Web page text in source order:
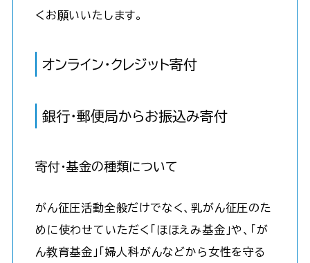
くお願いいたします。
オンライン・クレジット寄付
銀行・郵便局からお振込み寄付
寄付・基金の種類について
がん征圧活動全般だけでなく、乳がん征圧のた
めに使わせていただく「ほほえみ基金」や、「が
ん教育基金」「婦人科がんなどから女性を守る